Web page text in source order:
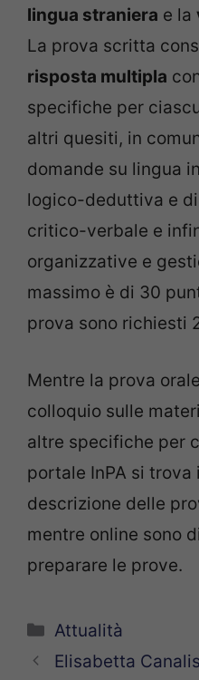
lingua straniera e la
La prova scritta
risposta multipla
specifiche per
altri quesiti, in
domande su lingua
logico-deduttiva e
critico-verbale e
organizzative e
massimo è di 30
prova sono richiesti
Mentre la prova
colloquio sulle
altre specifiche per
portale InPA si trova
descrizione delle
mentre online sono
preparare le prove.
Categorie
Attualità
Elisabetta